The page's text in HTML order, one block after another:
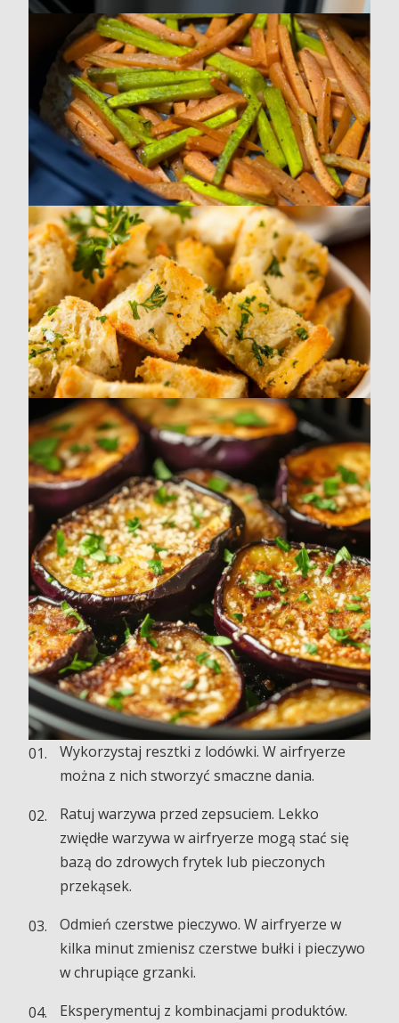
Wykorzystaj resztki z lodówki. W airfryerze
można z nich stworzyć smaczne dania.
Ratuj warzywa przed zepsuciem. Lekko
zwiędłe warzywa w airfryerze mogą stać się
bazą do zdrowych frytek lub pieczonych
przekąsek.
Odmień czerstwe pieczywo. W airfryerze w
kilka minut zmienisz czerstwe bułki i pieczywo
w chrupiące grzanki.
Eksperymentuj z kombinacjami produktów.